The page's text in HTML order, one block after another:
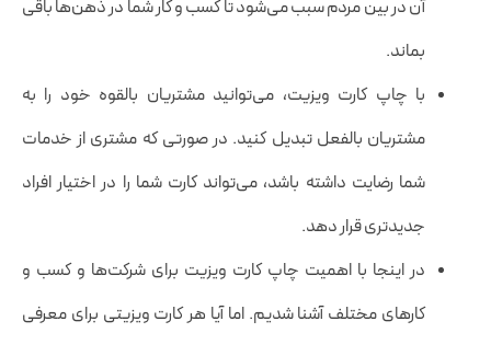
آن در بین مردم سبب می‌شود تا کسب و کار شما در ذهن‌ها باقی
بماند.
با چاپ کارت ویزیت، می‌توانید مشتریان بالقوه خود را به
مشتریان بالفعل تبدیل کنید. در صورتی که مشتری از خدمات
شما رضایت داشته باشد، می‌تواند کارت شما را در اختیار افراد
جدیدتری قرار دهد.
در اینجا با اهمیت چاپ کارت ویزیت برای شرکت‌ها و کسب و
کارهای مختلف آشنا شدیم. اما آیا هر کارت ویزیتی برای معرفی